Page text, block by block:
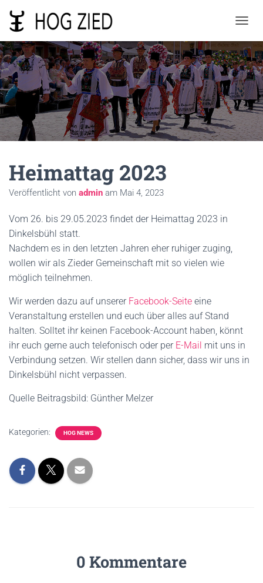
A
V
I
G
A
T
I
O
N
U
Heimattag 2023
Veröffentlicht von admin am Mai 4, 2023
Vom 26. bis 29.05.2023 findet der Heimattag 2023 in
Dinkelsbühl statt.
Nachdem es in den letzten Jahren eher ruhiger zuging,
wollen wir als Zieder Gemeinschaft mit so vielen wie
möglich teilnehmen.
Wir werden dazu auf unserer Facebook-Seite eine
Veranstaltung erstellen und euch über alles auf Stand
halten. Solltet ihr keinen Facebook-Account haben, könnt
ihr euch gerne auch telefonisch oder per E-Mail mit uns in
Verbindung setzen. Wir stellen dann sicher, dass wir uns in
Dinkelsbühl nicht verpassen.
Quelle Beitragsbild: Günther Melzer
Kategorien: HOG NEWS
0 Kommentare